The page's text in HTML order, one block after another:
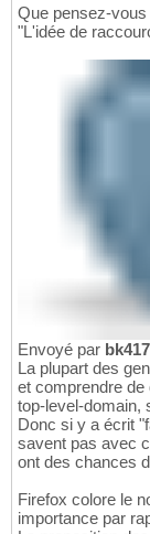
Que pensez-
"L'idée de
Envoyé par bk417
La plupart des
et comprendre de
top-level-domain,
Donc si y a écrit
savent pas avec
ont des chances
Firefox colore le
importance par